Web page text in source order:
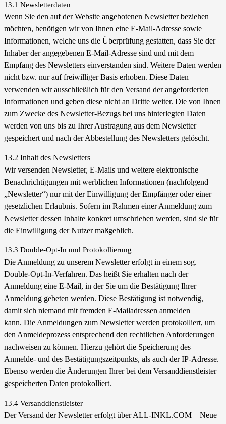
13.1 Newsletterdaten
Wenn Sie den auf der Website angebotenen Newsletter beziehen
möchten, benötigen wir von Ihnen eine E-Mail-Adresse sowie
Informationen, welche uns die Überprüfung gestatten, dass Sie der
Inhaber der angegebenen E-Mail-Adresse sind und mit dem
Empfang des Newsletters einverstanden sind. Weitere Daten werden
nicht bzw. nur auf freiwilliger Basis erhoben. Diese Daten
verwenden wir ausschließlich für den Versand der angeforderten
Informationen und geben diese nicht an Dritte weiter. Die von Ihnen
zum Zwecke des Newsletter-Bezugs bei uns hinterlegten Daten
werden von uns bis zu Ihrer Austragung aus dem Newsletter
gespeichert und nach der Abbestellung des Newsletters gelöscht.
13.2 Inhalt des Newsletters
Wir versenden Newsletter, E-Mails und weitere elektronische
Benachrichtigungen mit werblichen Informationen (nachfolgend
„Newsletter“) nur mit der Einwilligung der Empfänger oder einer
gesetzlichen Erlaubnis. Sofern im Rahmen einer Anmeldung zum
Newsletter dessen Inhalte konkret umschrieben werden, sind sie für
die Einwilligung der Nutzer maßgeblich.
13.3 Double-Opt-In und Protokollierung
Die Anmeldung zu unserem Newsletter erfolgt in einem sog.
Double-Opt-In-Verfahren. Das heißt Sie erhalten nach der
Anmeldung eine E-Mail, in der Sie um die Bestätigung Ihrer
Anmeldung gebeten werden. Diese Bestätigung ist notwendig,
damit sich niemand mit fremden E-Mailadressen anmelden
kann. Die Anmeldungen zum Newsletter werden protokolliert, um
den Anmeldeprozess entsprechend den rechtlichen Anforderungen
nachweisen zu können. Hierzu gehört die Speicherung des
Anmelde- und des Bestätigungszeitpunkts, als auch der IP-Adresse.
Ebenso werden die Änderungen Ihrer bei dem Versanddienstleister
gespeicherten Daten protokolliert.
13.4 Versanddienstleister
Der Versand der Newsletter erfolgt über ALL-INKL.COM – Neue